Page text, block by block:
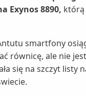
Exynos 8890, którą
smartfony
równicę, ale nie
się na szczyt listy